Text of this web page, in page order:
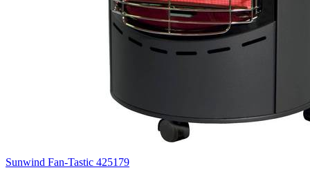
Sunwind Fan-Tastic 425179